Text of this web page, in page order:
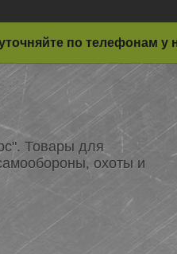
по телефонам у
Товары для
охоты и